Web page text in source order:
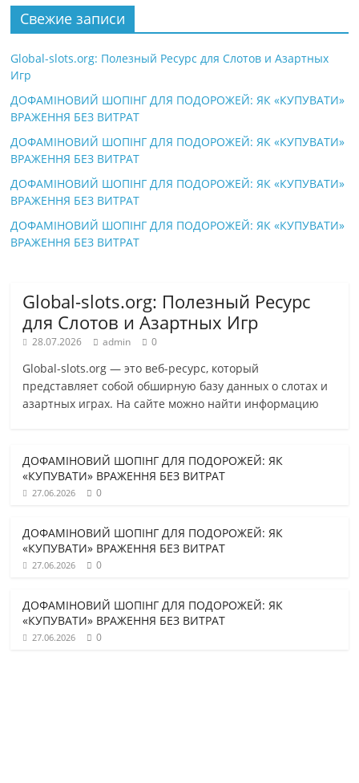
Свежие записи
Global-slots.org: Полезный Ресурс для Слотов и Азартных
Игр
ДОФАМІНОВИЙ ШОПІНГ ДЛЯ ПОДОРОЖЕЙ: ЯК «КУПУВАТИ»
ВРАЖЕННЯ БЕЗ ВИТРАТ
ДОФАМІНОВИЙ ШОПІНГ ДЛЯ ПОДОРОЖЕЙ: ЯК «КУПУВАТИ»
ВРАЖЕННЯ БЕЗ ВИТРАТ
ДОФАМІНОВИЙ ШОПІНГ ДЛЯ ПОДОРОЖЕЙ: ЯК «КУПУВАТИ»
ВРАЖЕННЯ БЕЗ ВИТРАТ
ДОФАМІНОВИЙ ШОПІНГ ДЛЯ ПОДОРОЖЕЙ: ЯК «КУПУВАТИ»
ВРАЖЕННЯ БЕЗ ВИТРАТ
Global-slots.org: Полезный Ресурс
для Слотов и Азартных Игр
28.07.2026 admin 0
Global-slots.org — это веб-ресурс, который
представляет собой обширную базу данных о слотах и
азартных играх. На сайте можно найти информацию
ДОФАМІНОВИЙ ШОПІНГ ДЛЯ ПОДОРОЖЕЙ: ЯК
«КУПУВАТИ» ВРАЖЕННЯ БЕЗ ВИТРАТ
27.06.2026 0
ДОФАМІНОВИЙ ШОПІНГ ДЛЯ ПОДОРОЖЕЙ: ЯК
«КУПУВАТИ» ВРАЖЕННЯ БЕЗ ВИТРАТ
27.06.2026 0
ДОФАМІНОВИЙ ШОПІНГ ДЛЯ ПОДОРОЖЕЙ: ЯК
«КУПУВАТИ» ВРАЖЕННЯ БЕЗ ВИТРАТ
27.06.2026 0